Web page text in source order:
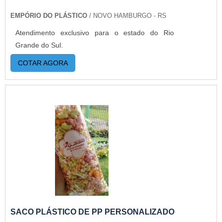
EMPÓRIO DO PLÁSTICO / NOVO HAMBURGO - RS
Atendimento exclusivo para o estado do Rio
Grande do Sul.
COTAR AGORA
SACO PLÁSTICO DE PP PERSONALIZADO